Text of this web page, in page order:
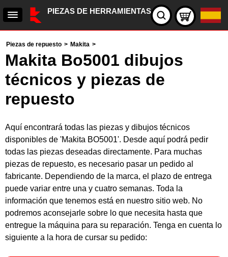
PIEZAS DE HERRAMIENTAS
Piezas de repuesto > Makita >
Makita Bo5001 dibujos
técnicos y piezas de
repuesto
Aquí encontrará todas las piezas y dibujos técnicos
disponibles de 'Makita BO5001'. Desde aquí podrá pedir
todas las piezas deseadas directamente. Para muchas
piezas de repuesto, es necesario pasar un pedido al
fabricante. Dependiendo de la marca, el plazo de entrega
puede variar entre una y cuatro semanas. Toda la
información que tenemos está en nuestro sitio web. No
podremos aconsejarle sobre lo que necesita hasta que
entregue la máquina para su reparación. Tenga en cuenta lo
siguiente a la hora de cursar su pedido: